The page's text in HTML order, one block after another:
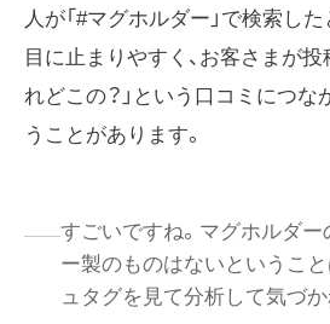
人が「#マグホルダー」で検索した
目に止まりやすく、お客さまが投
れどこの？」という口コミにつ
うことがあります。
すごいですね。マグホルダ
ー製のものはないということ
ュタグを見て分析して気づか